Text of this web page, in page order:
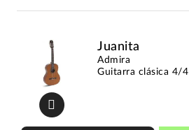
Juanita
Admira
Guitarra clásica 4/4